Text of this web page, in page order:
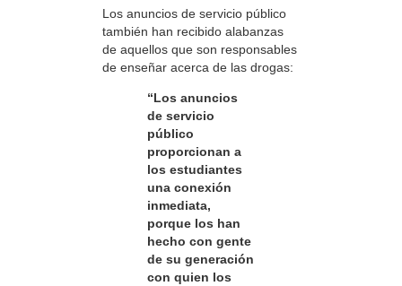
Los anuncios de servicio público
también han recibido alabanzas
de aquellos que son responsables
de enseñar acerca de las drogas:
“Los anuncios
de servicio
público
proporcionan a
los estudiantes
una conexión
inmediata,
porque los han
hecho con gente
de su generación
con quien los